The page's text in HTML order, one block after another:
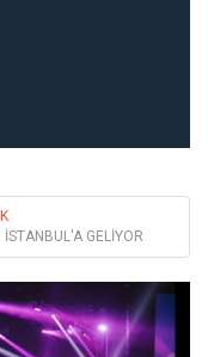
GELİYOR